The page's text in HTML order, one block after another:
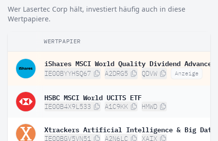
Wer Lasertec Corp hält, investiert häufig auch in diese
Wertpapiere.
WERTPAPIER
IE00BYYHSQ67 A2DRG5 QDVW Anzeige
HSBC MSCI World UCITS ETF
IE00B4X9L533 A1C9KK HMWD
IE00BGV5VN51 A2N6LC XAIX